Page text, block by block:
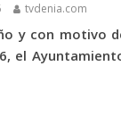
tvdenia.com
y con motivo
el